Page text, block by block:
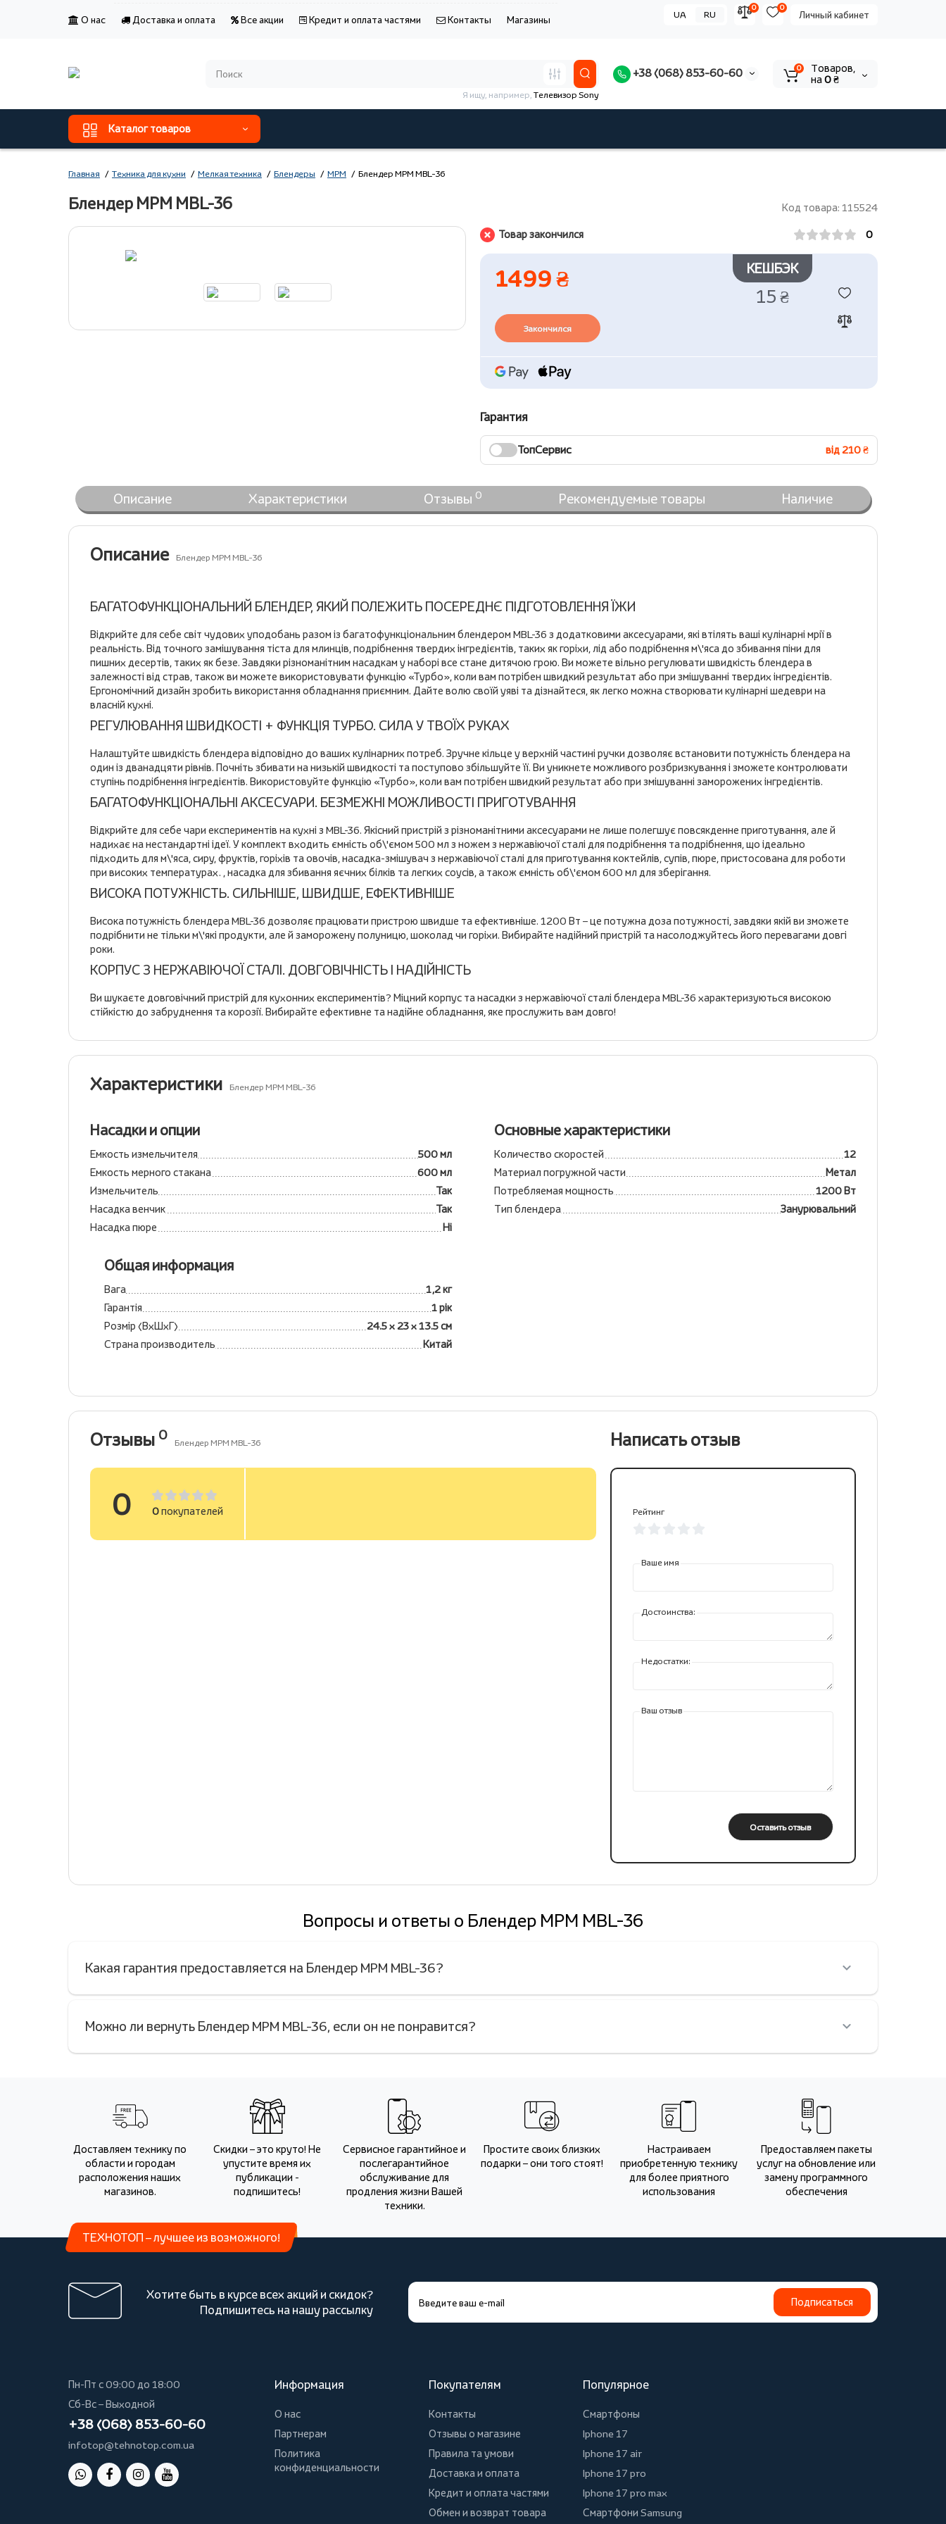
О нас Доставка и оплата Все акции Кредит и оплата частями Контакты Магазины Личный кабинет
0
0
UA RU
+38 (068) 853-60-60
Я ищу, например,Телевизор Sony
0
Tоваров,
на0 ₴
Каталог товаров
Главная Техника для кухни Мелкая техника Блендеры MPM Блендер MPM MBL-36
Код товара: 115524
Блендер MPM MBL-36
Товар закончился 0
1499 ₴ КЕШБЭК
15 ₴
Закончился
Гарантия
ТопСервис від 210 ₴
Описание Характеристики Отзывы 0 Рекомендуемые товары Наличие
Описание Блендер MPM MBL-36
БАГАТОФУНКЦІОНАЛЬНИЙ БЛЕНДЕР, ЯКИЙ ПОЛЕЖИТЬ ПОСЕРЕДНЄ ПІДГОТОВЛЕННЯ ЇЖИ
Відкрийте для себе світ чудових уподобань разом із багатофункціональним блендером MBL-36 з додатковими аксесуарами, які втілять ваші кулінарні мрії в
реальність. Від точного замішування тіста для млинців, подрібнення твердих інгредієнтів, таких як горіхи, лід або подрібнення м\'яса до збивання піни для
пишних десертів, таких як безе. Завдяки різноманітним насадкам у наборі все стане дитячою грою. Ви можете вільно регулювати швидкість блендера в
залежності від страв, також ви можете використовувати функцію «Турбо», коли вам потрібен швидкий результат або при змішуванні твердих інгредієнтів.
Ергономічний дизайн зробить використання обладнання приємним. Дайте волю своїй уяві та дізнайтеся, як легко можна створювати кулінарні шедеври на
власній кухні.
РЕГУЛЮВАННЯ ШВИДКОСТІ + ФУНКЦІЯ ТУРБО. СИЛА У ТВОЇХ РУКАХ
Налаштуйте швидкість блендера відповідно до ваших кулінарних потреб. Зручне кільце у верхній частині ручки дозволяє встановити потужність блендера на
один із дванадцяти рівнів. Почніть збивати на низькій швидкості та поступово збільшуйте її. Ви уникнете можливого розбризкування і зможете контролювати
ступінь подрібнення інгредієнтів. Використовуйте функцію «Турбо», коли вам потрібен швидкий результат або при змішуванні заморожених інгредієнтів.
БАГАТОФУНКЦІОНАЛЬНІ АКСЕСУАРИ. БЕЗМЕЖНІ МОЖЛИВОСТІ ПРИГОТУВАННЯ
Відкрийте для себе чари експериментів на кухні з MBL-36. Якісний пристрій з різноманітними аксесуарами не лише полегшує повсякденне приготування, але й
надихає на нестандартні ідеї. У комплект входить ємність об\'ємом 500 мл з ножем з нержавіючої сталі для подрібнення та подрібнення, що ідеально
підходить для м\'яса, сиру, фруктів, горіхів та овочів, насадка-змішувач з нержавіючої сталі для приготування коктейлів, супів, пюре, пристосована для роботи
при високих температурах. , насадка для збивання яєчних білків та легких соусів, а також ємність об\'ємом 600 мл для зберігання.
ВИСОКА ПОТУЖНІСТЬ. СИЛЬНІШЕ, ШВИДШЕ, ЕФЕКТИВНІШЕ
Висока потужність блендера MBL-36 дозволяє працювати пристрою швидше та ефективніше. 1200 Вт – це потужна доза потужності, завдяки якій ви зможете
подрібнити не тільки м\'які продукти, але й заморожену полуницю, шоколад чи горіхи. Вибирайте надійний пристрій та насолоджуйтесь його перевагами довгі
роки.
КОРПУС З НЕРЖАВІЮЧОЇ СТАЛІ. ДОВГОВІЧНІСТЬ І НАДІЙНІСТЬ
Ви шукаєте довговічний пристрій для кухонних експериментів? Міцний корпус та насадки з нержавіючої сталі блендера MBL-36 характеризуються високою
стійкістю до забруднення та корозії. Вибирайте ефективне та надійне обладнання, яке прослужить вам довго!
Характеристики Блендер MPM MBL-36
Насадки и опции
Емкость измельчителя
500 мл
Емкость мерного стакана
600 мл
Измельчитель
Так
Насадка венчик
Так
Насадка пюре
Ні
Основные характеристики
Количество скоростей
12
Материал погружной части
Метал
Потребляемая мощность
1200 Вт
Тип блендера
Занурювальний
Общая информация
Вага
1,2 кг
Гарантія
1 рік
Розмір (ВхШхГ)
24.5 x 23 x 13.5 см
Страна производитель
Китай
Отзывы 0 Блендер MPM MBL-36
0 0покупателей
Написать отзыв
Рейтинг
Ваше имя
Достоинства:
Недостатки:
Ваш отзыв
Оставить отзыв
Вопросы и ответы о Блендер MPM MBL-36
Какая гарантия предоставляется на Блендер MPM MBL-36?
Можно ли вернуть Блендер MPM MBL-36, если он не понравится?
Доставляем технику по
области и городам
расположения наших
магазинов.
Скидки – это круто! Не
упустите время их
публикации -
подпишитесь!
Сервисное гарантийное и
послегарантийное
обслуживание для
продления жизни Вашей
техники.
Простите своих близких
подарки – они того стоят!
Настраиваем
приобретенную технику
для более приятного
использования
Предоставляем пакеты
услуг на обновление или
замену программного
обеспечения
ТЕХНОТОП – лучшее из возможного!
Хотите быть в курсе всех акций и скидок?
Подпишитесь на нашу рассылку
Подписаться
Пн-Пт с 09:00 до 18:00
Сб-Вс – Выходной
+38 (068) 853-60-60
infotop@tehnotop.com.ua
Информация
О нас
Партнерам
Политика
конфиденциальности
Покупателям
Контакты
Отзывы о магазине
Правила та умови
Доставка и оплата
Кредит и оплата частями
Обмен и возврат товара
Популярное
Смартфоны
Iphone 17
Iphone 17 air
Iphone 17 pro
Iphone 17 pro max
Смартфони Samsung